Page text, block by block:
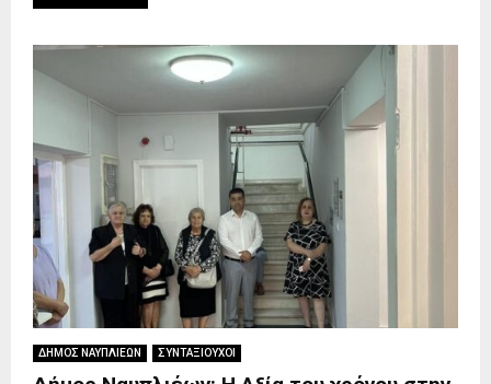
ΔΗΜΟΣ ΝΑΥΠΛΙΕΩΝ ΣΥΝΤΑΞΙΟΥΧΟΙ